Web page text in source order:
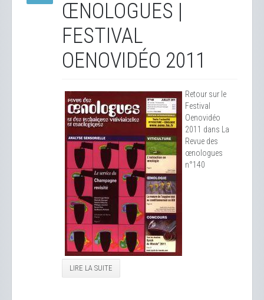
ŒNOLOGUES |
FESTIVAL
OENOVIDÉO 2011
Retour sur le
Festival
Oenovidéo
2011 dans La
Revue des
œnologues
n°140
LIRE LA SUITE